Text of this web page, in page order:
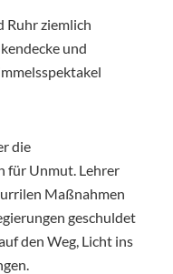
Ruhr ziemlich
und
die
für Unmut. Lehrer
Maßnahmen
geschuldet
den Weg, Licht ins